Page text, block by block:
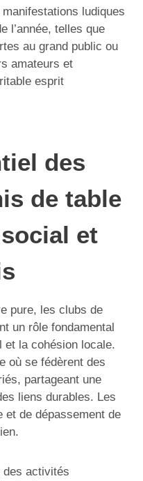
ludiques
l’année, telles que
au grand public ou
amateurs et
esprit
des
de table
et
pure, les clubs de
un rôle fondamental
et la cohésion locale.
où se fédèrent des
partageant une
liens durables. Les
et de dépassement de
des activités